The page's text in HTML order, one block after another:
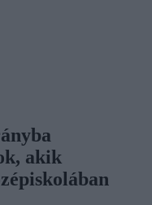
akik